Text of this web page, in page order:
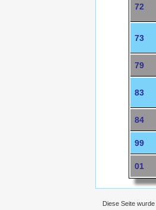
72
73
79
83
84
99
01
Diese Seite